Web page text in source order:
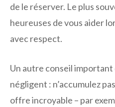
de le réserver. Le plus
heureuses de vous aider
avec respect.
Un autre conseil important
négligent : n’accumulez
offre incroyable – par